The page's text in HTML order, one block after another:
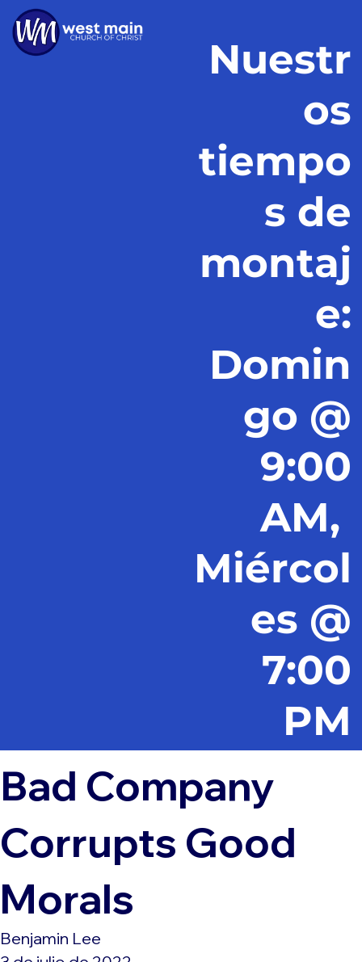
Nuestr
os
tiempo
s de
montaj
e:
Domin
go @
9:00
AM,
Miércol
es @
7:00
PM
Bad Company
Corrupts Good
Morals
Benjamin Lee